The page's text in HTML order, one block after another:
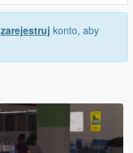
zarejestruj konto, aby